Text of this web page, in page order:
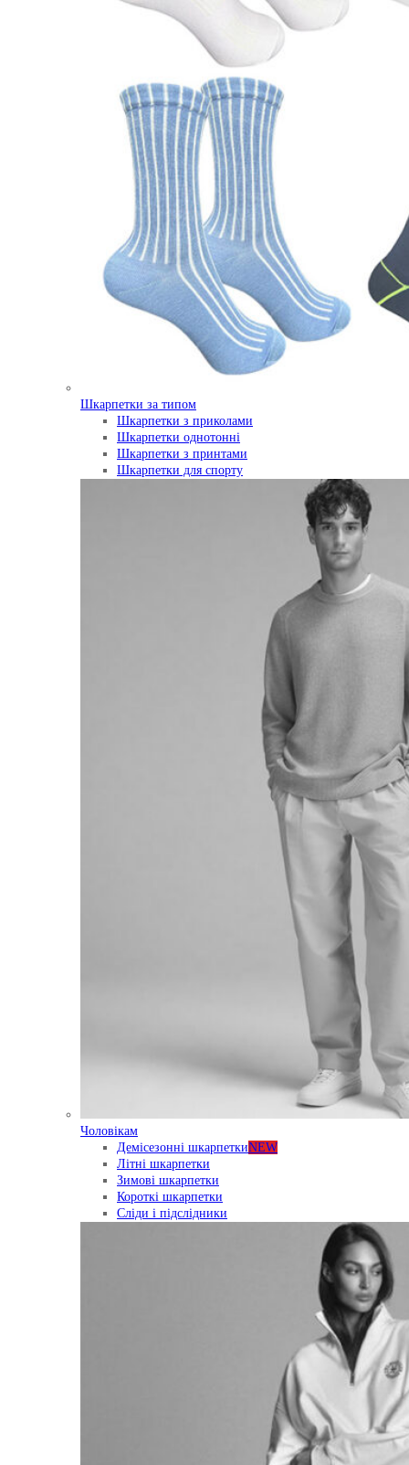
Шкарпетки за типом
Шкарпетки з приколами
Шкарпетки однотонні
Шкарпетки з принтами
Шкарпетки для спорту
Чоловікам
Демісезонні шкарпеткиNEW
Літні шкарпетки
Зимові шкарпетки
Короткі шкарпетки
Сліди і підслідники